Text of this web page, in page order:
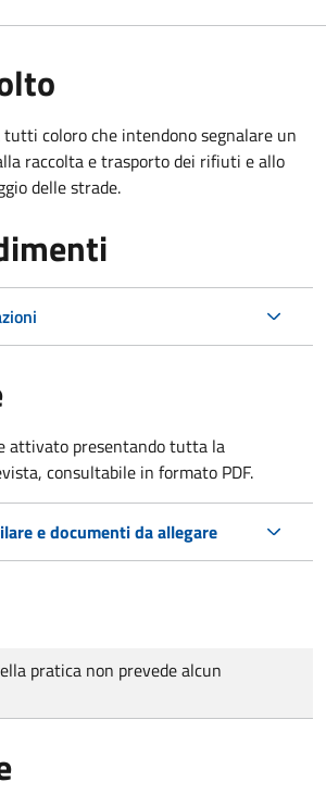
coloro che intendono segnalare un
raccolta e trasporto dei rifiuti e allo
delle strade.
attivato presentando tutta la
consultabile in formato PDF.
e documenti da allegare
pratica non prevede alcun